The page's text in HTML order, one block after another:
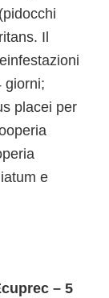
Il
giorni;
placei per
e
– 5